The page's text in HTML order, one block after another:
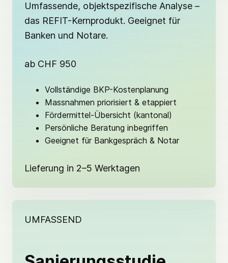
Umfassende, objektspezifische Analyse –
das REFIT-Kernprodukt. Geeignet für
Banken und Notare.
ab CHF 950
Vollständige BKP-Kostenplanung
Massnahmen priorisiert & etappiert
Fördermittel-Übersicht (kantonal)
Persönliche Beratung inbegriffen
Geeignet für Bankgespräch & Notar
Lieferung in 2–5 Werktagen
UMFASSEND